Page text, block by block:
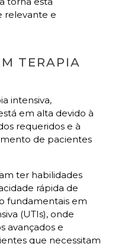
relevante e
TERAPIA
intensiva,
em alta devido à
requeridos e à
de pacientes
ter habilidades
rápida de
fundamentais em
(UTIs), onde
avançados e
que necessitam